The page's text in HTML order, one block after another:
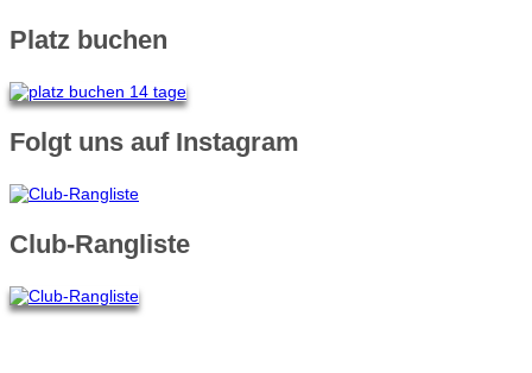
Platz buchen
Folgt uns auf Instagram
Club-Rangliste